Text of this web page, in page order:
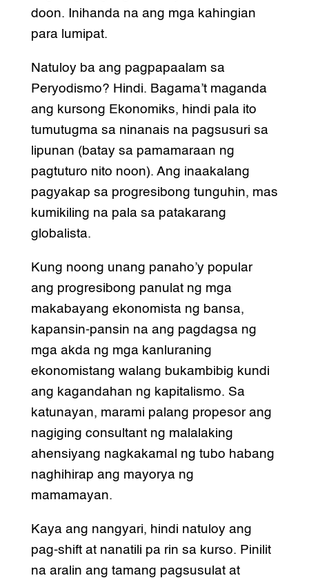
doon. Inihanda na ang mga kahingian
para lumipat.
Natuloy ba ang pagpapaalam sa
Peryodismo? Hindi. Bagama’t maganda
ang kursong Ekonomiks, hindi pala ito
tumutugma sa ninanais na pagsusuri sa
lipunan (batay sa pamamaraan ng
pagtuturo nito noon). Ang inaakalang
pagyakap sa progresibong tunguhin, mas
kumikiling na pala sa patakarang
globalista.
Kung noong unang panaho’y popular
ang progresibong panulat ng mga
makabayang ekonomista ng bansa,
kapansin-pansin na ang pagdagsa ng
mga akda ng mga kanluraning
ekonomistang walang bukambibig kundi
ang kagandahan ng kapitalismo. Sa
katunayan, marami palang propesor ang
nagiging consultant ng malalaking
ahensiyang nagkakamal ng tubo habang
naghihirap ang mayorya ng
mamamayan.
Kaya ang nangyari, hindi natuloy ang
pag-shift at nanatili pa rin sa kurso. Pinilit
na aralin ang tamang pagsusulat at